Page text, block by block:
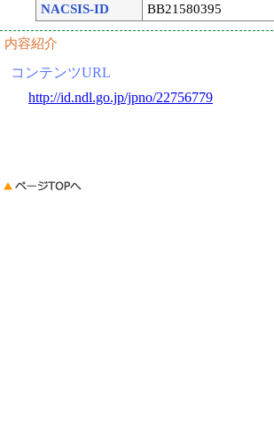
NACSIS-ID
BB21580395
内容紹介
コンテンツURL
http://id.ndl.go.jp/jpno/22756779